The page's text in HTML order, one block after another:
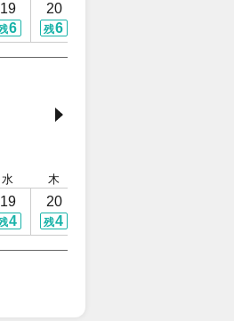
19
6
20
残6
水
19
4
木
20
残4